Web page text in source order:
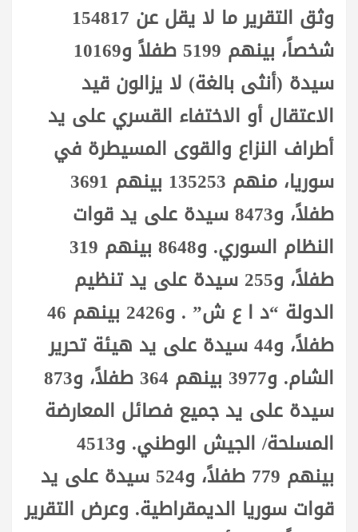
وثق التقرير ما لا يقل عن 154817
شخصاً، بينهم 5199 طفلاً و10169
سيدة (أنثى بالغة) لا يزالون قيد
الاعتقال أو الاختفاء القسري على يد
أطراف النزاع والقوى المسيطرة في
سوريا، منهم 135253 بينهم 3691
طفلاً، و8473 سيدة على يد قوات
النظام السوري. و8648 بينهم 319
طفلاً، و255 سيدة على يد تنظيم
الدولة “د ا ع ش” . و2426 بينهم 46
طفلاً، و44 سيدة على يد هيئة تحرير
الشام. و3977 بينهم 364 طفلاً، و873
سيدة على يد جميع فصائل المعارضة
المسلحة/ الجيش الوطني. و4513
بينهم 779 طفلاً، و524 سيدة على يد
قوات سوريا الديمقراطية. وعرض التقرير